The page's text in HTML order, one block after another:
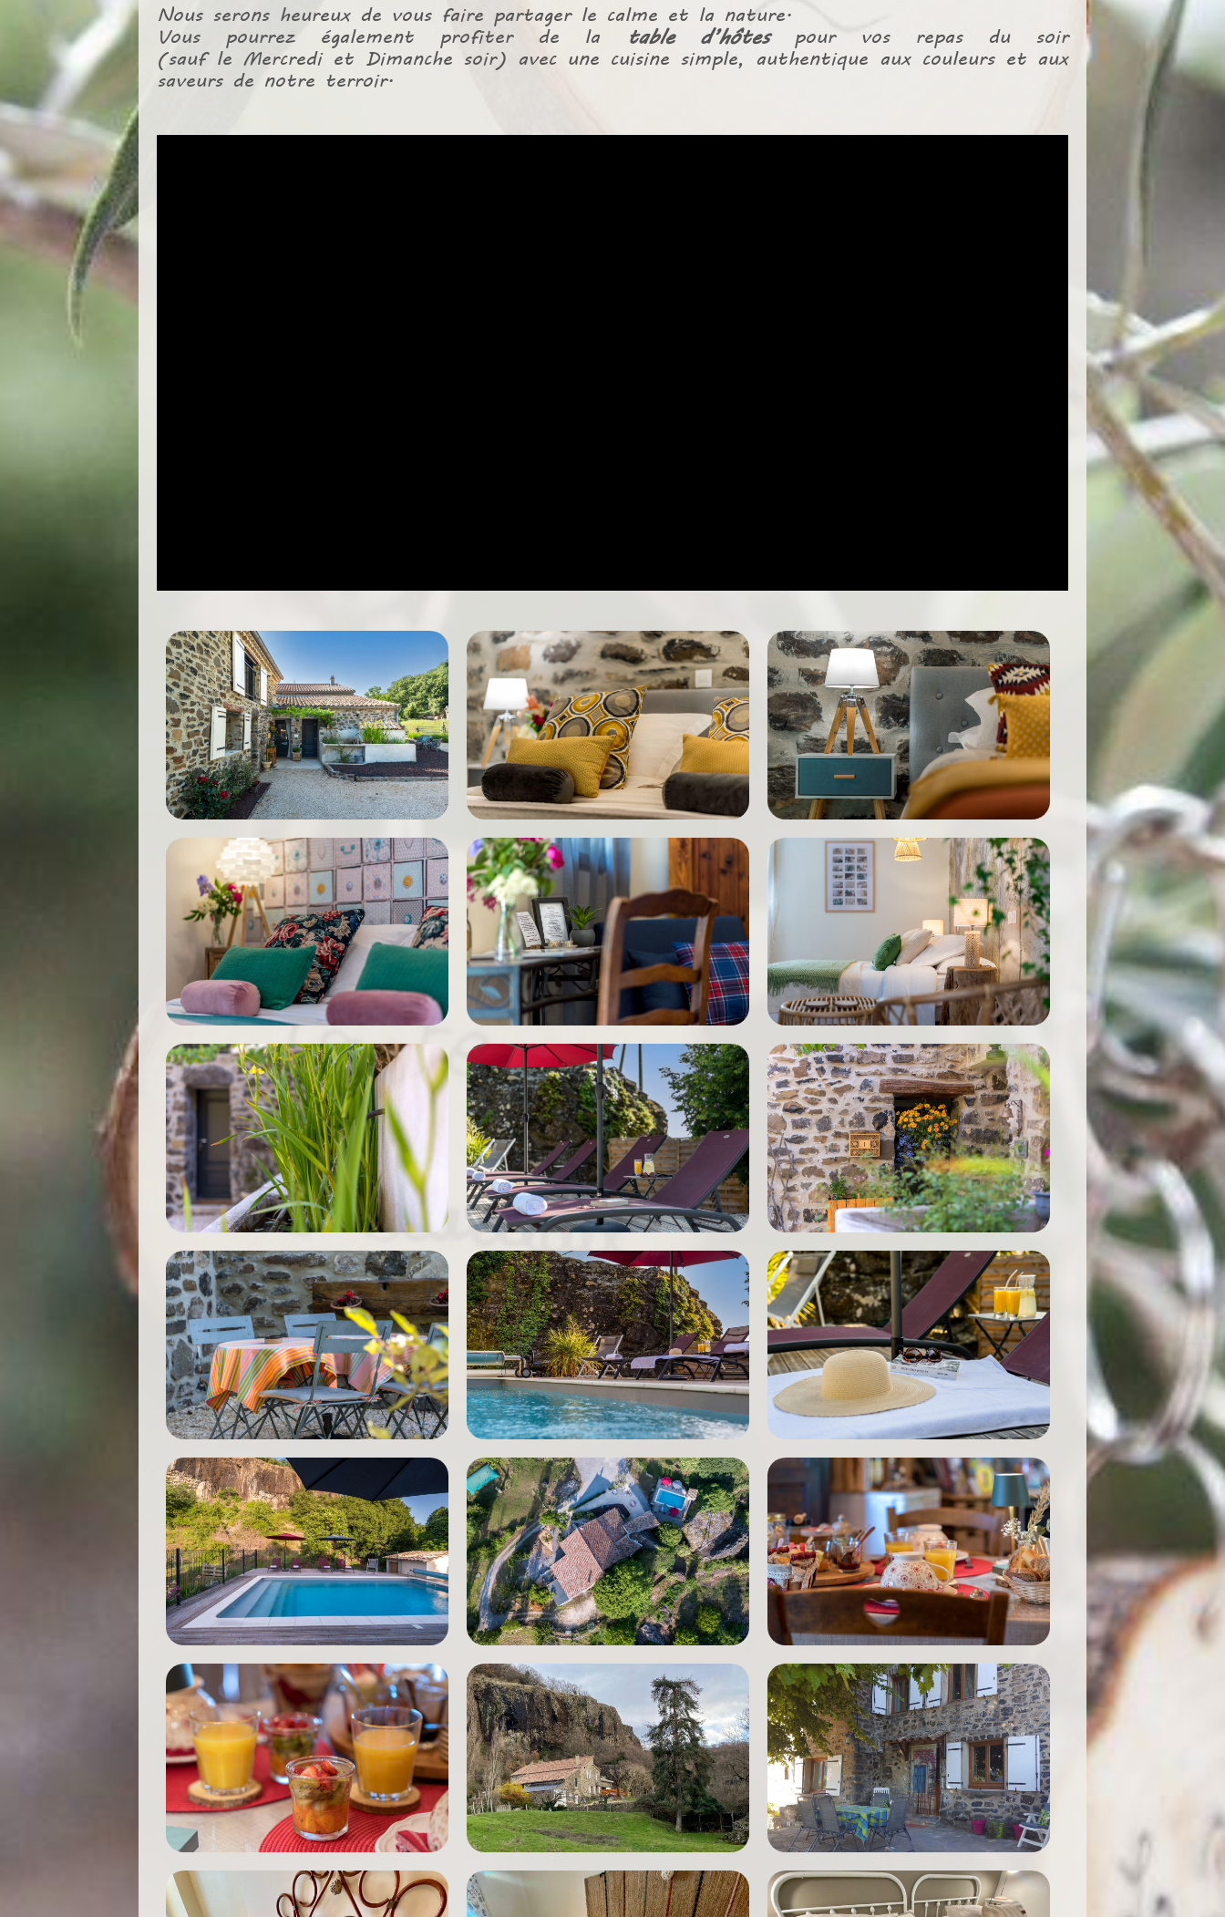
Nous serons heureux de vous faire partager le calme et la nature.
Vous pourrez également profiter de la
table d’hôtes
pour vos repas du soir
(sauf le Mercredi et Dimanche soir) avec une cuisine simple, authentique aux couleurs et aux
saveurs de notre terroir.